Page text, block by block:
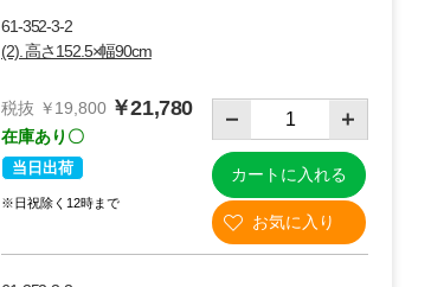
61-352-3-2
(2). 高さ152.5×幅90cm
税抜 ￥19,800 ￥21,780
在庫あり〇
当日出荷
※日祝除く12時まで
カートに入れる